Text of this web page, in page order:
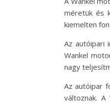
méretük és
kiemelten
Az autóipari
Wankel
nagy
Az autóipar
változnak.